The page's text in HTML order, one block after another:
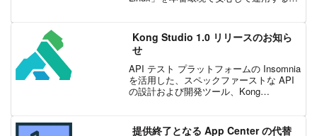
と、AI ...
Kong Studio 1.0 リリースのお知ら
せ
API テスト プラットフォームの Insomnia
を活用した、スペックファーストな API
の設計および開発ツール、Kong
スでは、スペックの設計、G...
提供終了となる App Center の代替